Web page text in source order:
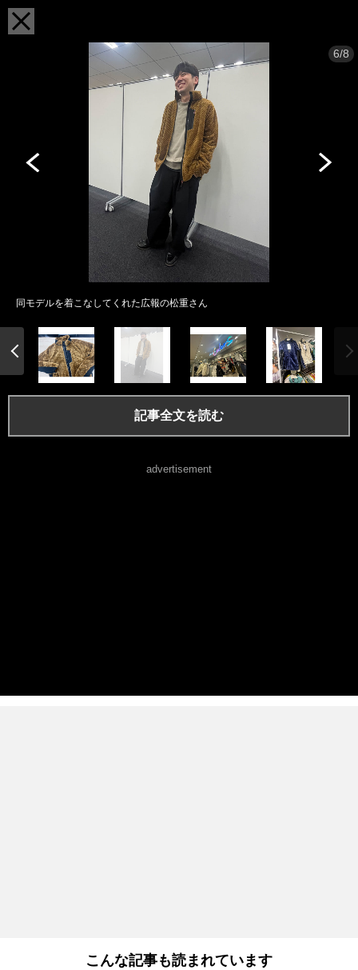
6/8
同モデルを着こなしてくれた広報の松重さん
記事全文を読む
advertisement
こんな記事も読まれています